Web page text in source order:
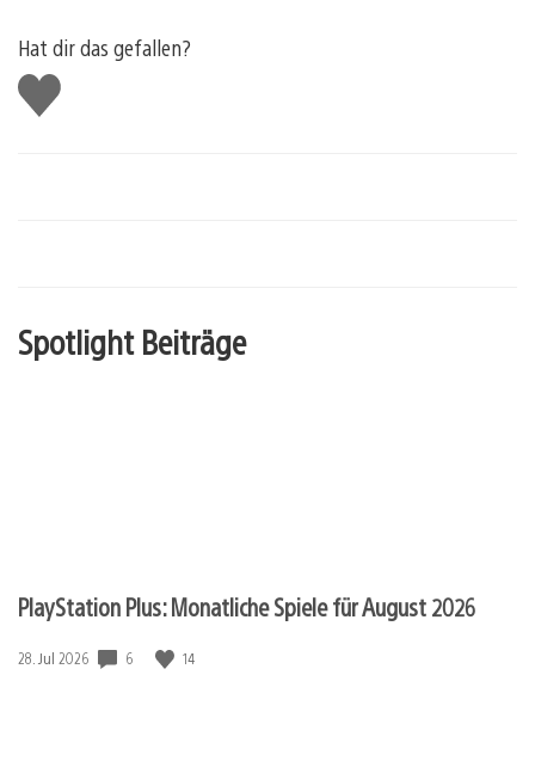
Hat dir das gefallen?
Gefällt
mir
Spotlight Beiträge
PlayStation Plus: Monatliche Spiele für August 2026
Veröffentlichungsdatum:
28. Jul 2026 6 14